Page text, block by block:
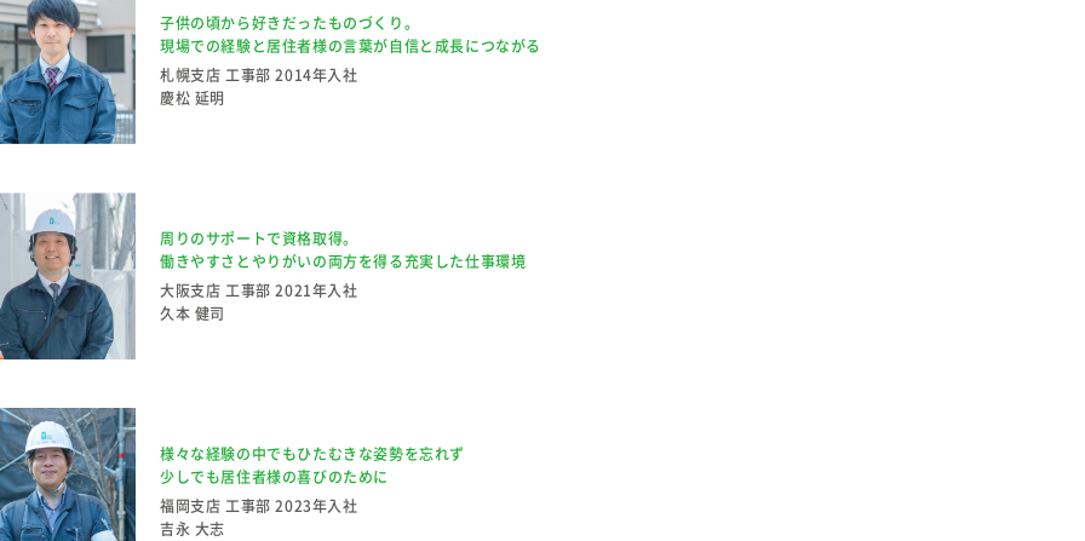
子供の頃から好きだったものづくり。
現場での経験と居住者様の言葉が自信と成長につながる
札幌支店 工事部2014年入社
慶松 延明
周りのサポートで資格取得。
働きやすさとやりがいの両方を得る充実した仕事環境
大阪支店 工事部2021年入社
久本 健司
様々な経験の中でもひたむきな姿勢を忘れず
少しでも居住者様の喜びのために
福岡支店 工事部2023年入社
吉永 大志